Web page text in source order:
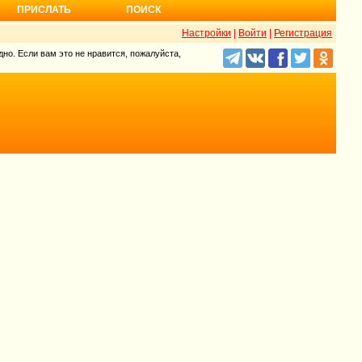
ПРИСЛАТЬ ПОИСК
Настройки Войти Регистрация
Если вам это не нравится, пожалуйста,